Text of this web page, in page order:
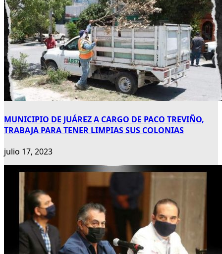
MUNICIPIO DE JUÁREZ A CARGO DE PACO TREVIÑO,
TRABAJA PARA TENER LIMPIAS SUS COLONIAS
julio 17, 2023